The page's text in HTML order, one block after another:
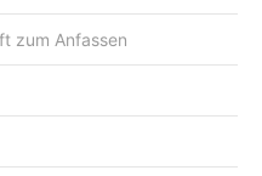
zum Anfassen